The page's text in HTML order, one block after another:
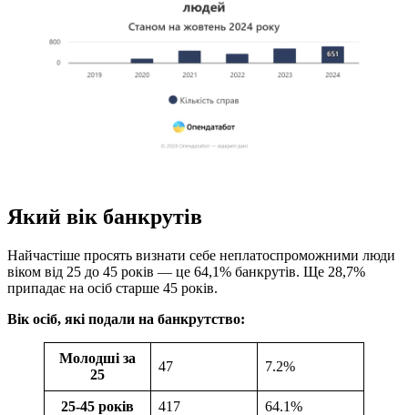
Який вік банкрутів
Найчастіше просять визнати себе неплатоспроможними люди
віком від 25 до 45 років — це 64,1% банкрутів. Ще 28,7%
припадає на осіб старше 45 років.
Вік осіб, які подали на банкрутство:
Молодші за
25
47 7.2%
25-45 років 417 64.1%